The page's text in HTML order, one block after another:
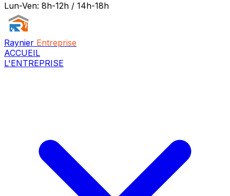
Lun-Ven: 8h-12h / 14h-18h
Raynier Entreprise
ACCUEIL
L'ENTREPRISE